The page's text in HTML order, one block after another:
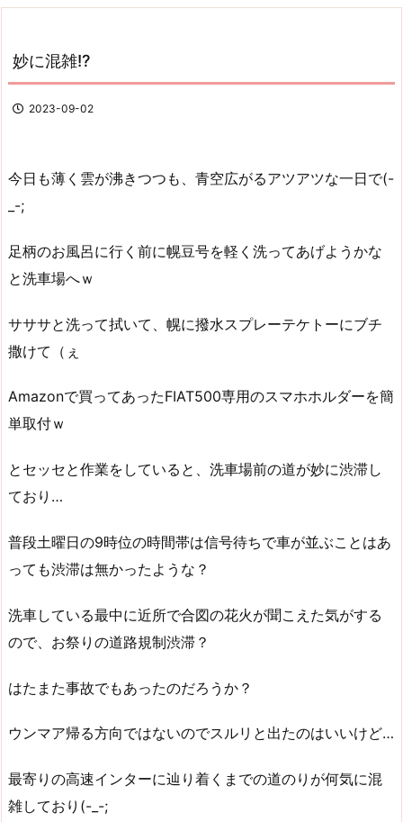
妙に混雑!?
2023-09-02
今日も薄く雲が沸きつつも、青空広がるアツアツな一日で(-
_-;
足柄のお風呂に行く前に幌豆号を軽く洗ってあげようかな
と洗車場へｗ
サササと洗って拭いて、幌に撥水スプレーテケトーにブチ
撒けて（ぇ
Amazonで買ってあったFIAT500専用のスマホホルダーを簡
単取付ｗ
とセッセと作業をしていると、洗車場前の道が妙に渋滞し
ており…
普段土曜日の9時位の時間帯は信号待ちで車が並ぶことはあ
っても渋滞は無かったような？
洗車している最中に近所で合図の花火が聞こえた気がする
ので、お祭りの道路規制渋滞？
はたまた事故でもあったのだろうか？
ウンマア帰る方向ではないのでスルリと出たのはいいけど…
最寄りの高速インターに辿り着くまでの道のりが何気に混
雑しており(-_-;